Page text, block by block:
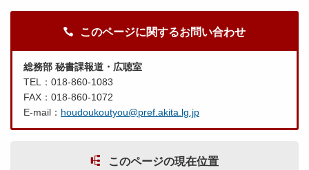
このページに関するお問い合わせ
総務部 秘書課報道・広聴室
TEL：018-860-1083
FAX：018-860-1072
E-mail： houdoukoutyou@pref.akita.lg.jp
このページの現在位置